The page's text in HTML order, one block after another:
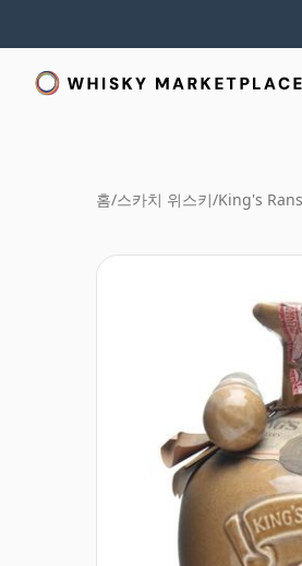
홈/스카치 위스키/King's